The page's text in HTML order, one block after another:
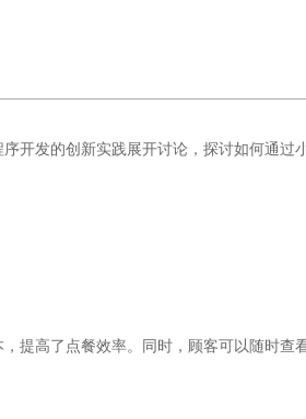
序开发的创新实践展开讨论，探讨如何通过
提高了点餐效率。同时，顾客可以随时查